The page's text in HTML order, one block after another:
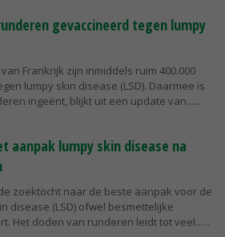
gevaccineerd tegen lumpy
Frankrijk zijn inmiddels ruim 400.000
lumpy skin disease (LSD). Daarmee is
ingeënt, blijkt uit een update van...
aanpak lumpy skin disease na
zoektocht naar de beste aanpak voor de
disease (LSD) ofwel besmettelijke
Het doden van runderen leidt tot veel...